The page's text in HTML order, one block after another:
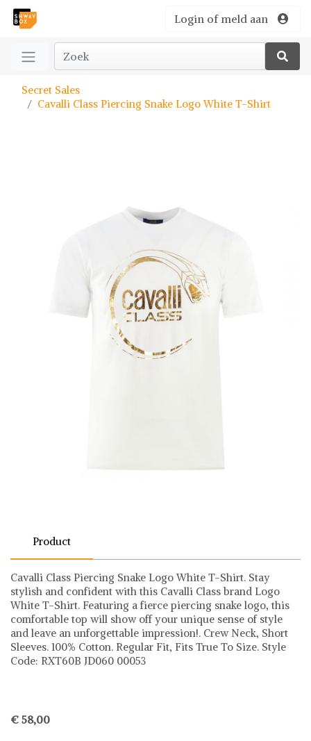
Login of meld aan
Secret Sales
Cavalli Class Piercing Snake Logo White T-Shirt
Product
Cavalli Class Piercing Snake Logo White T-Shirt. Stay
stylish and confident with this Cavalli Class brand Logo
White T-Shirt. Featuring a fierce piercing snake logo, this
comfortable top will show off your unique sense of style
and leave an unforgettable impression!. Crew Neck, Short
Sleeves. 100% Cotton. Regular Fit, Fits True To Size. Style
Code: RXT60B JD060 00053
€ 58,00